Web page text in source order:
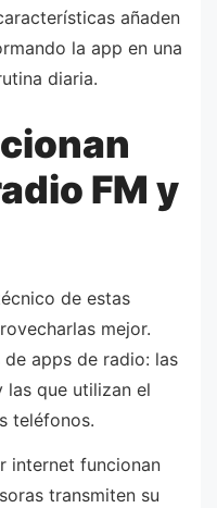
añaden
la app en una
diaria.
FM y
de estas
mejor.
apps de radio: las
que utilizan el
teléfonos.
internet funcionan
transmiten su